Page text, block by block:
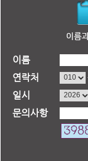
이름
연락처
일시
문의사항